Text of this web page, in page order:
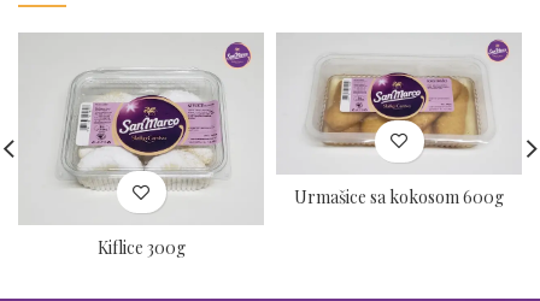
Kiflice 300g
Urmašice sa kokosom 600g